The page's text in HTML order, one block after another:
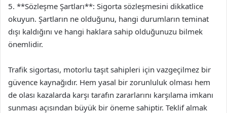
5. **Sözleşme Şartları**: Sigorta sözleşmesini dikkatlice
okuyun. Şartların ne olduğunu, hangi durumların teminat
dışı kaldığını ve hangi haklara sahip olduğunuzu bilmek
önemlidir.
Trafik sigortası, motorlu taşıt sahipleri için vazgeçilmez bir
güvence kaynağıdır. Hem yasal bir zorunluluk olması hem
de olası kazalarda karşı tarafın zararlarını karşılama imkanı
sunması açısından büyük bir öneme sahiptir. Teklif almak